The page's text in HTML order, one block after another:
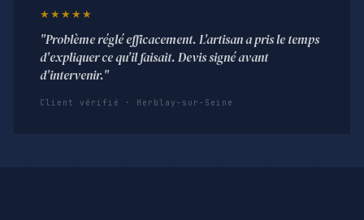
★★★★★
"Problème réglé efficacement. L'artisan a pris le temps
d'expliquer ce qu'il faisait. Devis signé avant
d'intervenir."
Client vérifié · Herblay-sur-Seine